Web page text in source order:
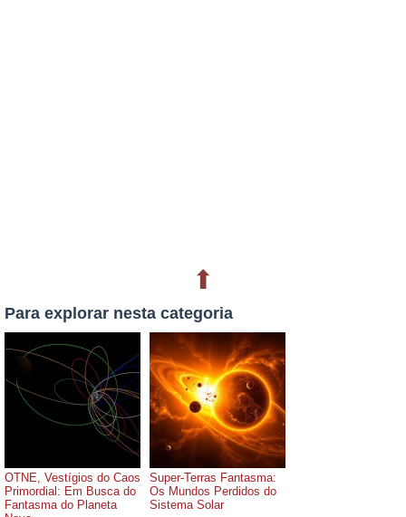
⬆
Para explorar nesta categoria
OTNE, Vestígios do Caos
Primordial: Em Busca do
Fantasma do Planeta
Super-Terras Fantasma:
Os Mundos Perdidos do
Sistema Solar